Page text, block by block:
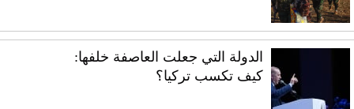
الدولة التي جعلت العاصفة خلفها:
كيف تكسب تركيا؟